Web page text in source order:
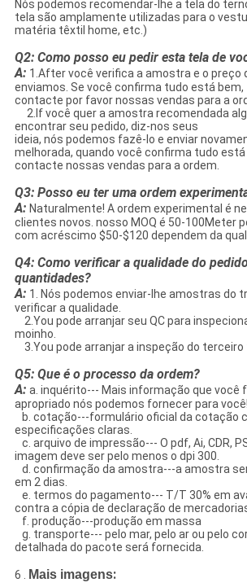
Nós podemos recomendar-lhe a tela do
tela são amplamente utilizadas para o
matéria têxtil home, etc.)
Q2: Como posso eu pedir esta tela de
A: 1.After você verifica a amostra e o preço
enviamos. Se você confirma tudo está bem,
contacte por favor nossas vendas para a
2.If você quer a amostra recomendada
encontrar seu pedido, diz-nos seus
ideia, nós podemos fazê-lo e enviar
melhorada, quando você confirma tudo
contacte nossas vendas para a ordem.
Q3: Posso eu ter uma ordem
A: Naturalmente! A ordem experimental é
clientes novos. nosso MOQ é 50-100Meter
com acréscimo $50-$120 dependem da
Q4: Como verificar a qualidade do
quantidades?
A: 1. Nós podemos enviar-lhe amostras do
verificar a qualidade.
2.You pode arranjar seu QC para
moinho.
3.You pode arranjar a inspeção do terceiro
Q5: Que é o processo da ordem?
A: a. inquérito--- Mais informação que você
apropriado nós podemos fornecer para você!
b. cotação---formulário oficial da cotação
especificações claras.
c. arquivo de impressão--- O pdf, Ai, CDR,
imagem deve ser pelo menos o dpi 300.
d. confirmação da amostra---a amostra
em 2 dias.
e. termos do pagamento--- T/T 30% em
contra a cópia de declaração de
f. produção---produção em massa
g. transporte--- pelo mar, pelo ar ou pelo
detalhada do pacote será fornecida.
6 . Mais imagens: